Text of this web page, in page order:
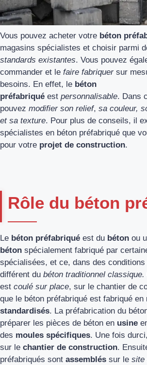
Vous pouvez acheter votre béton
magasins spécialistes et choisir parmi
standards existantes. Vous pouvez
commander et le faire fabriquersur
besoins. En effet, le béton
préfabriqué est personnalisable. Dans
pouvez modifier son relief, sa couleur,
et sa texture. Pour plus de conseils, il
spécialistes en béton préfabriqué que
pour votre projet de construction.
Rôle du béton
Le béton préfabriqué est du béton ou
béton spécialement fabriqué par
spécialisées, et ce, dans des
différent du béton traditionnel classique.
est coulé sur place, sur le chantier de
que le béton préfabriqué est fabriqué en
standardisés. La préfabrication du
préparer les pièces de béton en usine
des moules spécifiques. Une fois
sur le chantier de construction.
préfabriqués sont assemblés sur le site